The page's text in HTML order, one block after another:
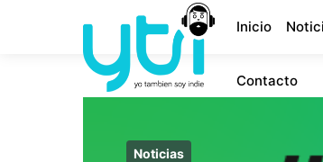
Inicio
Contacto
Noticias